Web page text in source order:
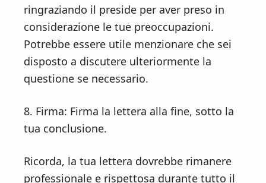
ringraziando il preside per aver preso in
considerazione le tue preoccupazioni.
Potrebbe essere utile menzionare che sei
disposto a discutere ulteriormente la
questione se necessario.
8. Firma: Firma la lettera alla fine, sotto la
tua conclusione.
Ricorda, la tua lettera dovrebbe rimanere
professionale e rispettosa durante tutto il